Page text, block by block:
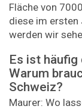
Fläche von
diese im ersten
werden wir
Es ist
Warum
Schweiz?
Maurer: Wo